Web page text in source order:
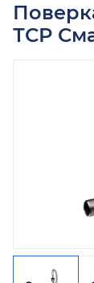
ТСР